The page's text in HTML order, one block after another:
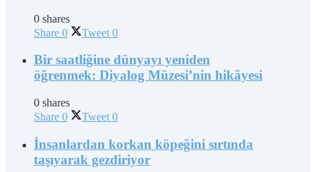
0 shares
Share 0 Tweet 0
Bir saatliğine dünyayı yeniden
öğrenmek: Diyalog Müzesi’nin hikâyesi
0 shares
Share 0 Tweet 0
İnsanlardan korkan köpeğini sırtında
taşıyarak gezdiriyor